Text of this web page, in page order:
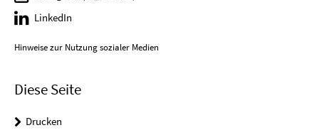
LinkedIn
Hinweise zur Nutzung sozialer Medien
Diese Seite
Drucken